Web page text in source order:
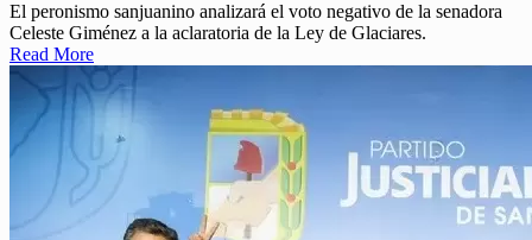
El peronismo sanjuanino analizará el voto negativo de la senadora
Celeste Giménez a la aclaratoria de la Ley de Glaciares.
Read More